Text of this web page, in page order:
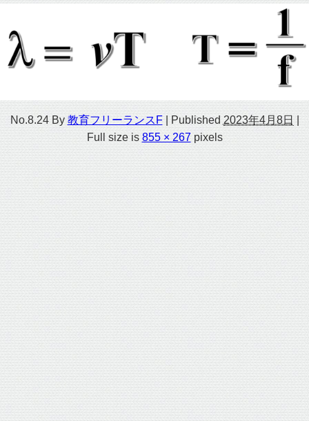
No.8.24 By 教育フリーランスF Published 2023年4月8日
Full size is 855 × 267pixels